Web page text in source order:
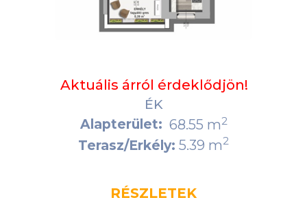
Aktuális árról érdeklődjön!
ÉK
Alapterület: 68.55 m2
Terasz/Erkély: 5.39 m2
RÉSZLETEK